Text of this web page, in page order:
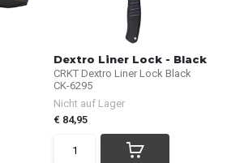
Dextro Liner Lock - Black
CRKT Dextro Liner Lock Black
CK-6295
Nicht auf Lager
€ 84,95